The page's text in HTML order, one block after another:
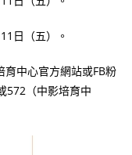
日（五）。
中心官方網站或FB粉
572（中影培育中